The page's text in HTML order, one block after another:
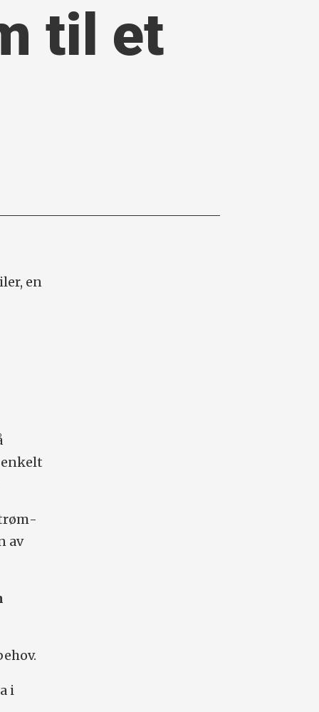
til et
en
enkelt
av
i